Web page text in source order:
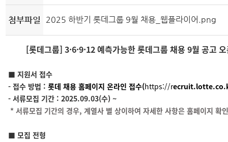
첨부파일 2025 하반기 롯데그룹 9월 채용_웹플라이어.png
[롯데그룹] 3·6·9·12 예측가능한 롯데그룹 채용 9월 공고
■ 지원서 접수
- 접수 방법 :롯데 채용 홈페이지 온라인 접수(https://r
- 서류모집 기간 : 2025.09.03(수) ~
* 서류모집 기간의 경우, 계열사 별 상이하여 자세한 사항은 홈페이지 확
■ 모집 전형